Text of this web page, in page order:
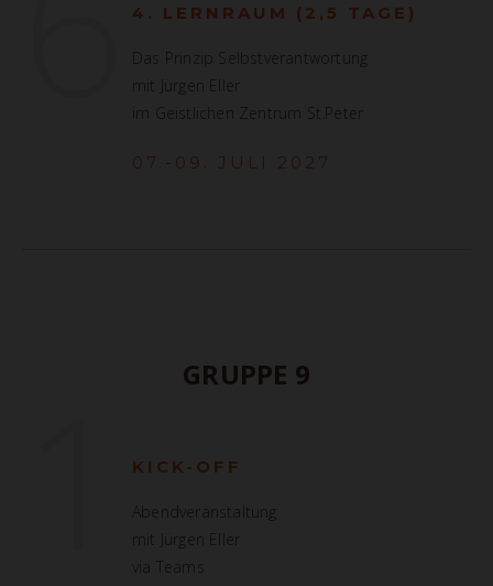
4. LERNRAUM (2,5 TAGE)
Das Prinzip Selbstverantwortung
mit Jürgen Eller
im Geistlichen Zentrum St.Peter
07.-09. JULI 2027
GRUPPE 9
KICK-OFF
Abendveranstaltung
mit Jürgen Eller
via Teams